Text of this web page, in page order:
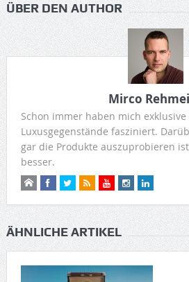
ÜBER DEN AUTHOR
Mirco
Schon immer haben mich
Luxusgegenstände fasziniert.
gar die Produkte auszuprobieren
besser.
ÄHNLICHE ARTIKEL